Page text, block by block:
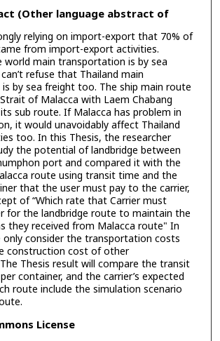
(Other language abstract of
relying on import-export that 70% of
from import-export activities.
world main transportation is by sea
refuse that Thailand main
by sea freight too. The ship main route
of Malacca with Laem Chabang
sub route. If Malacca has problem in
it would unavoidably affect Thailand
too. In this Thesis, the researcher
the potential of landbridge between
port and compared it with the
route using transit time and the
that the user must pay to the carrier,
of “Which rate that Carrier must
for the landbridge route to maintain the
they received from Malacca route" In
only consider the transportation costs
construction cost of other
Thesis result will compare the transit
container, and the carrier’s expected
route include the simulation scenario
License